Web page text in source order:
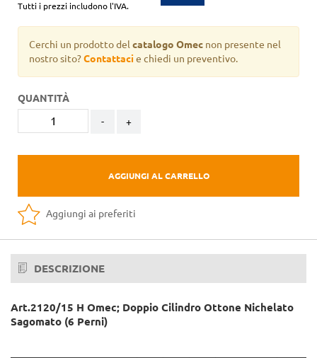
Tutti i prezzi includono l'IVA.
Cerchi un prodotto del catalogo Omec non presente nel
nostro sito?Contattacie chiedi un preventivo.
QUANTITÀ
- +
AGGIUNGI AL CARRELLO
Aggiungi ai preferiti
DESCRIZIONE
Art.2120/15 H Omec; Doppio Cilindro Ottone Nichelato
Sagomato (6 Perni)